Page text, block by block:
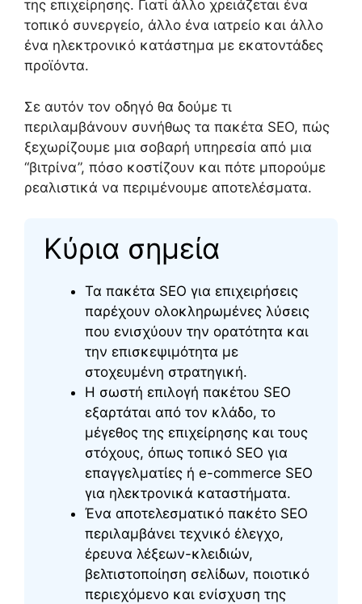
της επιχείρησης. Γιατί άλλο χρειάζεται ένα
τοπικό συνεργείο, άλλο ένα ιατρείο και άλλο
ένα ηλεκτρονικό κατάστημα με εκατοντάδες
προϊόντα.
Σε αυτόν τον οδηγό θα δούμε τι
περιλαμβάνουν συνήθως τα πακέτα SEO, πώς
ξεχωρίζουμε μια σοβαρή υπηρεσία από μια
“βιτρίνα”, πόσο κοστίζουν και πότε μπορούμε
ρεαλιστικά να περιμένουμε αποτελέσματα.
Κύρια σημεία
Τα πακέτα SEO για επιχειρήσεις
παρέχουν ολοκληρωμένες λύσεις
που ενισχύουν την ορατότητα και
την επισκεψιμότητα με
στοχευμένη στρατηγική.
Η σωστή επιλογή πακέτου SEO
εξαρτάται από τον κλάδο, το
μέγεθος της επιχείρησης και τους
στόχους, όπως τοπικό SEO για
επαγγελματίες ή e-commerce SEO
για ηλεκτρονικά καταστήματα.
Ένα αποτελεσματικό πακέτο SEO
περιλαμβάνει τεχνικό έλεγχο,
έρευνα λέξεων-κλειδιών,
βελτιστοποίηση σελίδων, ποιοτικό
περιεχόμενο και ενίσχυση της